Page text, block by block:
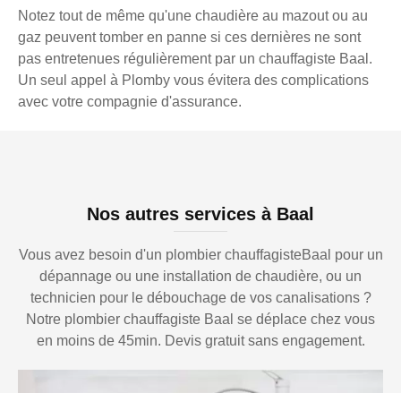
Notez tout de même qu'une chaudière au mazout ou au
gaz peuvent tomber en panne si ces dernières ne sont
pas entretenues régulièrement par un chauffagiste Baal.
Un seul appel à Plomby vous évitera des complications
avec votre compagnie d'assurance.
Nos autres services à Baal
Vous avez besoin d'un plombier chauffagisteBaal pour un
dépannage ou une installation de chaudière, ou un
technicien pour le débouchage de vos canalisations ?
Notre plombier chauffagiste Baal se déplace chez vous
en moins de 45min. Devis gratuit sans engagement.